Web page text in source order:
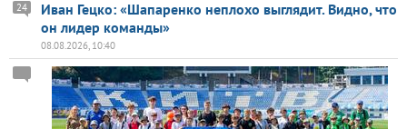
Иван Гецко: «Шапаренко неплохо выглядит. Видно, что
он лидер команды»
24
08.08.2026, 10:40